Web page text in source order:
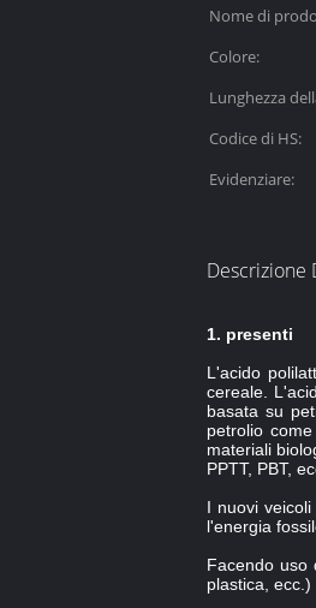
Nome di
Colore:
Lunghezza
Codice di HS:
Evidenziare:
Descrizione
1. presenti
L'acido
cereale.
basata su
petrolio
materiali
PPTT, PBT,
I nuovi
l'energia
Facendo uso
plastica,